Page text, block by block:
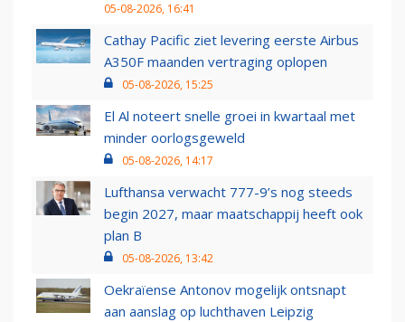
05-08-2026, 16:41
Cathay Pacific ziet levering eerste Airbus
A350F maanden vertraging oplopen
05-08-2026, 15:25
El Al noteert snelle groei in kwartaal met
minder oorlogsgeweld
05-08-2026, 14:17
Lufthansa verwacht 777-9’s nog steeds
begin 2027, maar maatschappij heeft ook
plan B
05-08-2026, 13:42
Oekraïense Antonov mogelijk ontsnapt
aan aanslag op luchthaven Leipzig